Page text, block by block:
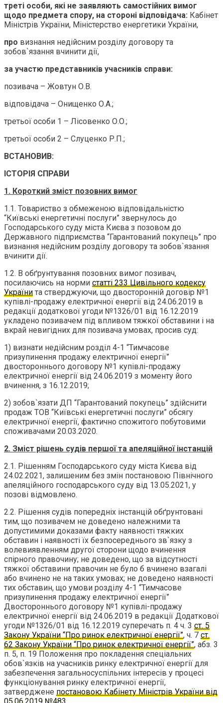
треті особи, які не заявляють самостійних вимог
щодо предмета спору, на стороні відповідача: Кабінет
Міністрів України, Міністерство енергетики України,
про визнання недійсним розділу договору та
зобов`язання вчинити дії,
за участю представників учасників справи:
позивача – Жовтун О.В.
відповідача – Онищенко О.А.;
третьої особи 1 – Лісовенко О.О.;
третьої особи 2 – Слуценко Р.П.;
ВСТАНОВИВ:
ІСТОРІЯ СПРАВИ
1. Короткий зміст позовних вимог
1.1. Товариство з обмеженою відповідальністю
“Київські енергетичні послуги” звернулось до
Господарського суду міста Києва з позовом до
Державного підприємства “Гарантований покупець” про
визнання недійсним розділу договору та зобов`язання
вчинити дії.
1.2. В обґрунтування позовних вимог позивач,
посилаючись на норми статті 233 Цивільного кодексу
України та стверджуючи, що двосторонній договір №1
купівлі-продажу електричної енергії від 24.06.2019 в
редакції додаткової угоди №1326/01 від 16.12.2019
укладено позивачем під впливом тяжкої обставини і на
вкрай невигідних для позивача умовах, просив суд:
1) визнати недійсним розділ 4-1 “Тимчасове
призупинення продажу електричної енергії”
двостороннього договору №1 купівлі-продажу
електричної енергії від 24.06.2019 з моменту його
вчинення, з 16.12.2019;
2) зобов`язати ДП “Гарантований покупець” здійснити
продаж ТОВ “Київські енергетичні послуги” обсягу
електричної енергії, фактично спожитого побутовими
споживачами 20.03.2020.
2. Зміст рішень судів першої та апеляційної інстанцій
2.1. Рішенням Господарського суду міста Києва від
24.02.2021, залишеним без змін постановою Північного
апеляційного господарського суду від 13.05.2021, у
позові відмовлено.
2.2. Рішення судів попередніх інстанцій обґрунтовані
тим, що позивачем не доведено належними та
допустимими доказами факту наявності тяжких
обставин і наявності їх безпосереднього зв`язку з
волевиявленням другої сторони щодо вчинення
спірного правочину; не доведено, що за відсутності
тяжкої обставини правочин не було б вчинено взагалі
або вчинено не на таких умовах; не доведено наявності
тих обставин, що умови розділу 4-1 “Тимчасове
призупинення продажу електричної енергії”
Двостороннього договору №1 купівлі-продажу
електричної енергії від 24.06.2019 в редакції Додаткової
угоди №1326/01 від 16.12.2019 суперечать п. 4 ч. 3 ст. 5
Закону України “Про ринок електричної енергії”, ч. 7 ст.
62 Закону України “Про ринок електричної енергії”, абз. 3
п. 5, п. 19 Положення про покладення спеціальних
обов`язків на учасників ринку електричної енергії для
забезпечення загальносуспільних інтересів у процесі
функціонування ринку електричної енергії,
затверджене постановою Кабінету Міністрів України від